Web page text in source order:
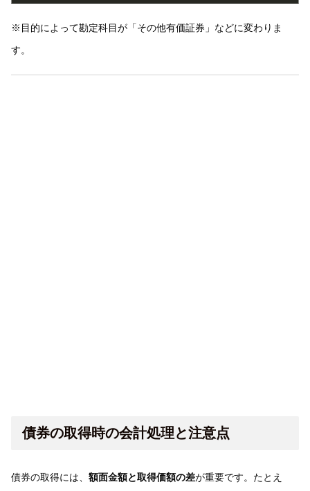
※目的によって勘定科目が「その他有価証券」などに変わりま
す。
債券の取得時の会計処理と注意点
債券の取得には、 額面金額と取得価額の差が重要です。たとえ